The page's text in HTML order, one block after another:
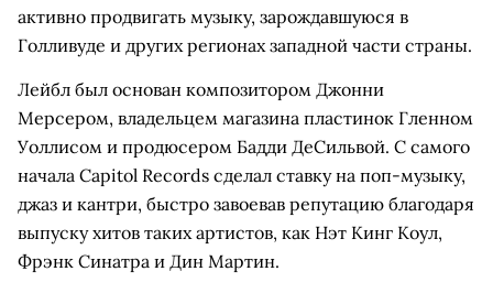
активно продвигать музыку, зарождавшуюся в
Голливуде и других регионах западной части страны.
Лейбл был основан композитором Джонни
Мерсером, владельцем магазина пластинок Гленном
Уоллисом и продюсером Бадди ДеСильвой. С самого
начала Capitol Records сделал ставку на поп-музыку,
джаз и кантри, быстро завоевав репутацию благодаря
выпуску хитов таких артистов, как Нэт Кинг Коул,
Фрэнк Синатра и Дин Мартин.